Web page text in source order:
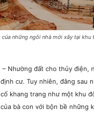
của những ngôi nhà mới xây tại
– Nhường đất cho thủy điện,
cư. Tuy nhiên, đằng sau
khang trang như một khu
bà con với bộn bề những